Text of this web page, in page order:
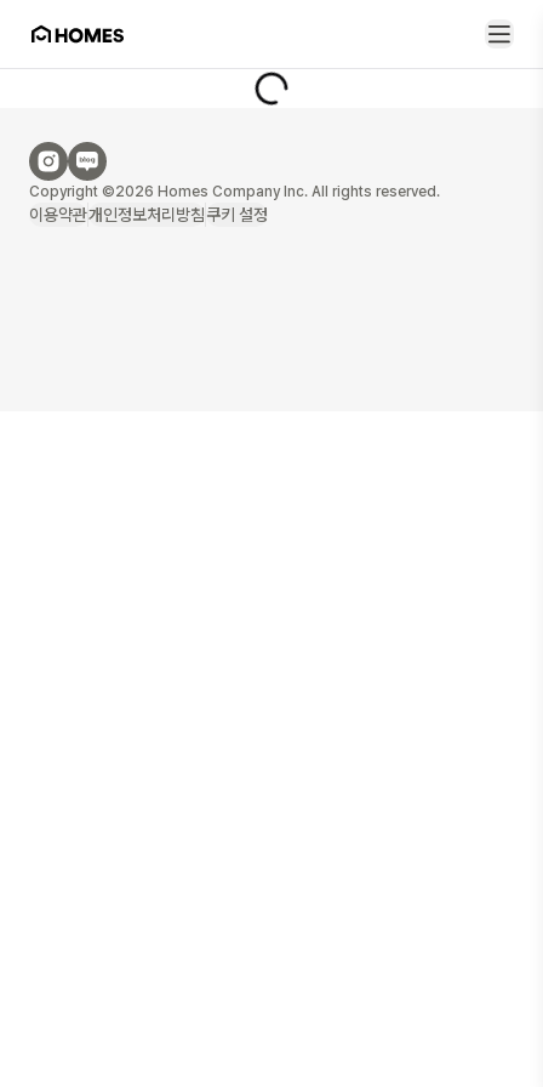
Copyright ©2026 Homes Company Inc. All rights reserved.
이용약관개인정보처리방침쿠키 설정